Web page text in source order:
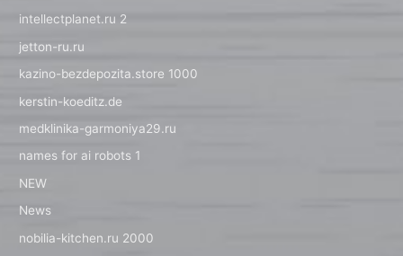
intellectplanet.ru 2
jetton-ru.ru
kazino-bezdepozita.store 1000
kerstin-koeditz.de
medklinika-garmoniya29.ru
names for ai robots 1
NEW
News
nobilia-kitchen.ru 2000